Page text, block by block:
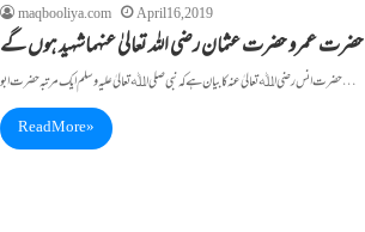
maqbooliya.com April 16, 2019
حضرت عمرو حضرت عثمان رضی اللہ تعالیٰ عنہماشہید ہوں گے
حضرت انس رضی اﷲ تعالیٰ عنہ کا بیان ہے کہ نبی صلی اﷲ تعالیٰ علیہ وسلم ایک مرتبہ حضرت ابو…
Read More »